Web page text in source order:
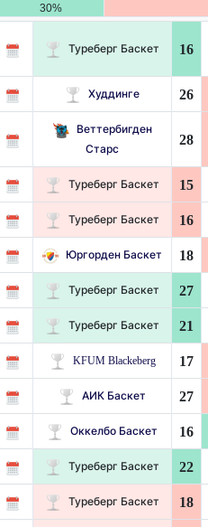
30%
Туреберг Баскет 16
Худдинге 26
Веттербигден
Старс
28
Туреберг Баскет 15
Туреберг Баскет 16
Юргорден Баскет 18
Туреберг Баскет 27
Туреберг Баскет 21
KFUM Blackeberg 17
АИК Баскет 27
Оккелбо Баскет 16
Туреберг Баскет 22
Туреберг Баскет 18